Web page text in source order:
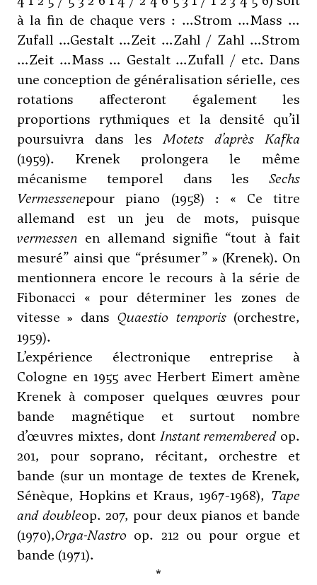
à la fin de chaque vers : …Strom …Mass …
Zufall …Gestalt …Zeit …Zahl / Zahl …Strom
…Zeit …Mass … Gestalt …Zufall / etc. Dans
une conception de généralisation sérielle, ces
rotations affecteront également les
proportions rythmiques et la densité qu’il
poursuivra dans lesMotets d’après Kafka
(1959). Krenek prolongera le même
mécanisme temporel dans les Sechs
Vermessenepour piano (1958) : « Ce titre
allemand est un jeu de mots, puisque
vermessen en allemand signifie “tout à fait
mesuré” ainsi que “présumer” » (Krenek). On
mentionnera encore le recours à la série de
Fibonacci « pour déterminer les zones de
vitesse » dans Quaestio temporis(orchestre,
1959).
L’expérience électronique entreprise à
Cologne en 1955 avec Herbert Eimert amène
Krenek à composer quelques œuvres pour
bande magnétique et surtout nombre
d’œuvres mixtes, dont Instant rememberedop.
201, pour soprano, récitant, orchestre et
bande (sur un montage de textes de Krenek,
Sénèque, Hopkins et Kraus, 1967-1968), Tape
and doubleop. 207, pour deux pianos et bande
(1970),Orga-Nastro op. 212 ou pour orgue et
bande (1971).
*